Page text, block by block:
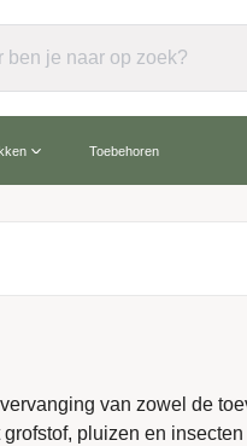
Toebehoren
van zowel de
grofstof, pluizen en